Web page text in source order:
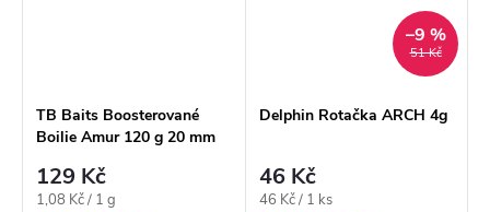
TB Baits Boosterované
Boilie Amur 120 g 20 mm
129 Kč
Měrná
1,08 Kč / 1 g
51 Kč
–9 %
Delphin Rotačka ARCH 4g
46 Kč
Měrná
46 Kč / 1 ks